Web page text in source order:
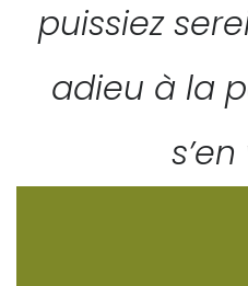
puissiez
adieu à la